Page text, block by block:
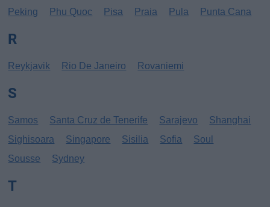
Peking Phu Quoc Pisa Praia Pula Punta Cana
R
Reykjavik Rio De Janeiro Rovaniemi
S
Samos Santa Cruz de Tenerife Sarajevo
Shanghai
Sighisoara
Singapore Sisilia Sofia
Soul
Sousse
Sydney
T